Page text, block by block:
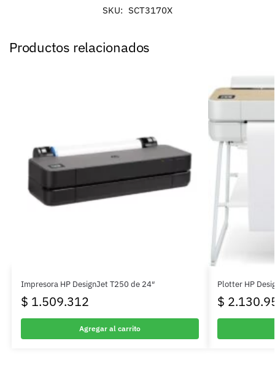
SKU: SCT3170X
Productos relacionados
Impresora HP DesignJet T250 de 24″
$ 1.509.312
Agregar al carrito
Plotter HP
$